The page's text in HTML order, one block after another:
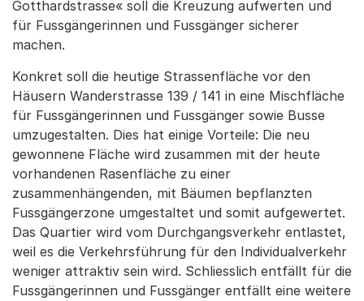
Gotthardstrasse« soll die Kreuzung aufwerten und
für Fussgängerinnen und Fussgänger sicherer
machen.
Konkret soll die heutige Strassenfläche vor den
Häusern Wanderstrasse 139 / 141 in eine Mischfläche
für Fussgängerinnen und Fussgänger sowie Busse
umzugestalten. Dies hat einige Vorteile: Die neu
gewonnene Fläche wird zusammen mit der heute
vorhandenen Rasenfläche zu einer
zusammenhängenden, mit Bäumen bepflanzten
Fussgängerzone umgestaltet und somit aufgewertet.
Das Quartier wird vom Durchgangsverkehr entlastet,
weil es die Verkehrsführung für den Individualverkehr
weniger attraktiv sein wird. Schliesslich entfällt für die
Fussgängerinnen und Fussgänger entfällt eine weitere